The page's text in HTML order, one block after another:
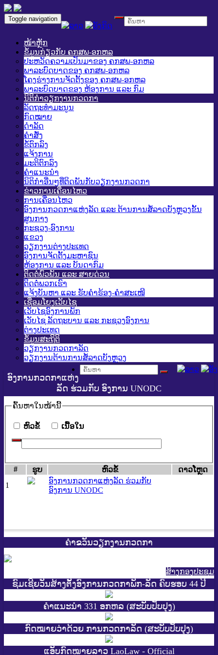
Toggle navigation
ໜ້າຫຼັກ
ຂໍ້ມູນກ່ຽວກັບ ຄກສພ-ອກຫລ
ປະຫວັດຄວາມເປັນມາຂອງ ຄກສພ-ອກຫລ
ພາລະບົດບາດຂອງ ຄກສພ-ອກຫລ
ໂຄງຮ່າງການຈັດຕັ້ງຂອງ ຄກສພ-ອກຫລ
ພາລະບົດບາດຂອງ ຫ້ອງການ ແລະ ກົມ
ນິຕິກໍາວຽກງານກວດກາ
ລັດຖະທໍາມະນູນ
ກົດໝາຍ
ດໍາລັດ
ຄໍາສັ່ງ
ຂໍ້ຕົກລົງ
ແຈ້ງການ
ມະຕິຕົກລົງ
ຄໍາແນະນໍາ
ນິຕິກໍາອື່ນໆທີ່ຕິດພັນກັບວຽກງານກວດກາ
ຂ່າວການເຄື່ອນໄຫວ
ການເຄື່ອນໄຫວ
ອົງການກວດກາແຫ່ງລັດ ແລະ ຕ້ານການສໍ້ລາດບັງຫຼວງຂັ້ນ
ສູນກາງ
ກະຊວງ-ອົງການ
ແຂວງ
ວຽກງານຕ່າງປະເທດ
ອົງການຈັດຕັ້ງມະຫາຊົນ
ຫ້ອງການ ແລະ ບັນດາກົມ
ຕິດຕໍ່ພົວພັນ ແລະ ສາຍດ່ວນ
ຕິດຕໍ່ພວກເຮົາ
ແຈ້ງບັນຫາ ແລະ ຮັບຄໍາຮ້ອງ-ຄໍາສະເໜີ
ເຊື່ອມໂຍງເວັບໄຊ
ເວັບໄຊອົງການພັກ
ເວັບໄຊ ລັດຖະບານ ແລະ ກະຊວງອົງການ
ຕ່າງປະເທດ
ຂໍ້ມູນສະຖິຕິ
ວຽກງານກວດກາລັດ
ວຽກງານຕ້ານການສໍ້ລາດບັງຫຼວງ
ອົງການກວດກາແຫ່ງ
ລັດ ຮ່ວມກັບ ອົງການ UNODC
ຄົ້ນ​ຫາ​ໃນ​ໜ້ານີ້
​ຫົວ​ຂໍ້ ​ເນື້ອ​ໃນ
# ຮູບ ​ຫົວ​ຂໍ້
ດາວ​ໂຫຼດ
1
ອົງການກວດກາແຫ່ງລັດ ຮ່ວມກັບ
ອົງການ UNODC
ຄຳຂວັນວຽກງານກວດກາ
ສ້າງກອງປະຊູມ
ຊົມເຊີຍວັນສ້າງຕັ້ງອົງການກວດກາພັກ-ລັດ ຄົບຮອບ 44 ປີ
ຄຳແນະນຳ 331 ອກຫລ (ສະບັບປັບປຸງ)
ກົດໝາຍວ່າດ້ວຍ ການກວດກາລັດ (ສະບັບປັບປຸງ)
ແອັບກົດໝາຍລາວ LaoLaw - Official